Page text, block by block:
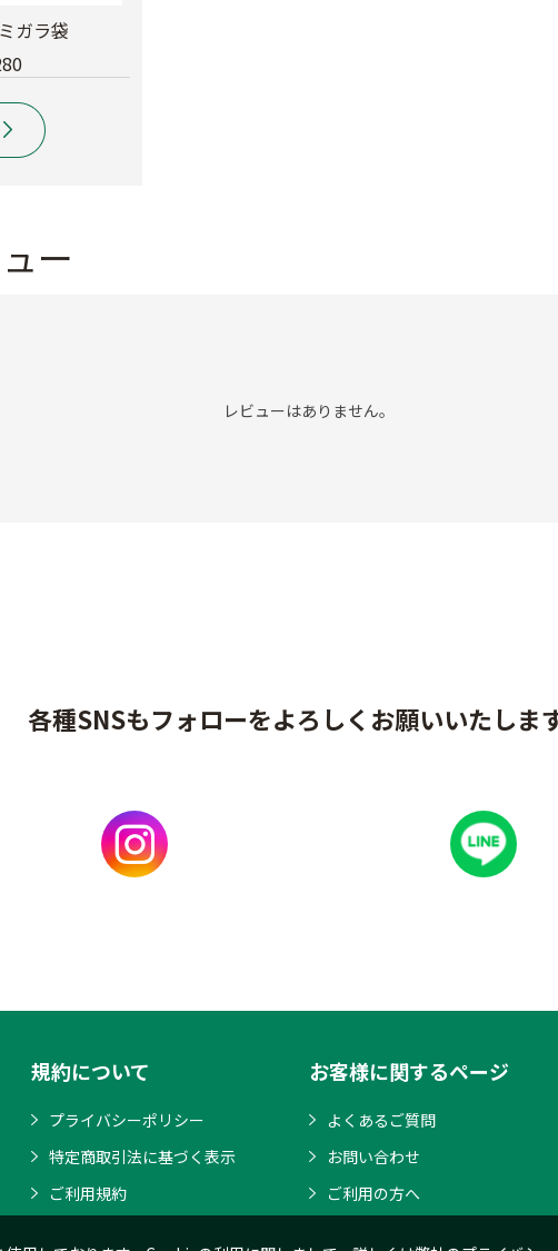
ガラ袋
ー
レビューはありません。
各種SNSもフォローをよろしくお願いいたしま
規約について
プライバシーポリシー
特定商取引法に基づく表示
ご利用規約
お客様に関するページ
よくあるご質問
お問い合わせ
ご利用の方へ